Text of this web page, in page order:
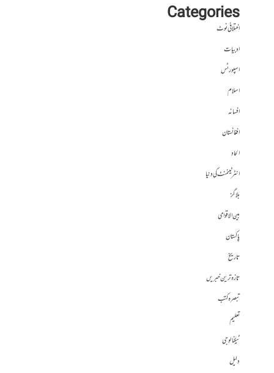
Categories
اختلافی نوٹ
ادبیات
اسپورٹس
اسلام
افسانہ
افغانستان
الحاد
انٹرٹینمنٹ کی دنیا
بلاگز
بین الاقوامی
پاکستان
تاریخ
تازہ ترین خبریں
تبصرہ کتب
تعلیم
ٹیکنالوجی
دلیل